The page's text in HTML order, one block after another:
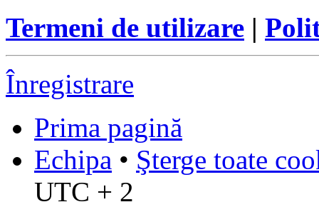
Termeni de utilizare |
Înregistrare
Prima pagină
Echipa • Şterge toate
UTC + 2